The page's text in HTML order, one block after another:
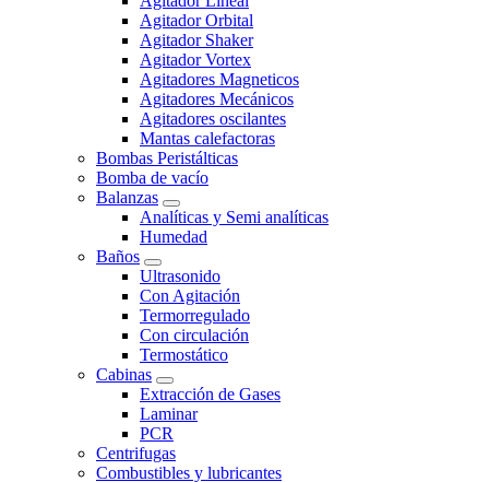
Agitador Orbital
Agitador Shaker
Agitador Vortex
Agitadores Magneticos
Agitadores Mecánicos
Agitadores oscilantes
Mantas calefactoras
Bombas Peristálticas
Bomba de vacío
Balanzas
Analíticas y Semi analíticas
Humedad
Baños
Ultrasonido
Con Agitación
Termorregulado
Con circulación
Termostático
Cabinas
Extracción de Gases
Laminar
PCR
Centrifugas
Combustibles y lubricantes